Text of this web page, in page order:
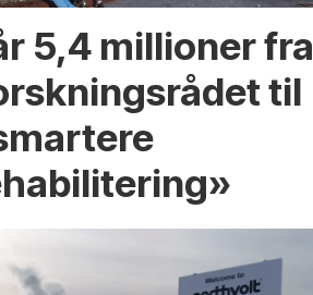
5,4 millioner fra
til